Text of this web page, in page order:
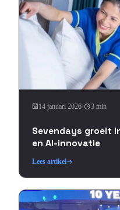
14 januari 2026· 3 min
Sevendays groeit
en AI-innovatie
Lees artikel